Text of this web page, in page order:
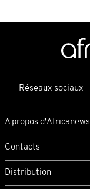
Réseaux sociaux
A propos d'Africanews
Contacts
Distribution